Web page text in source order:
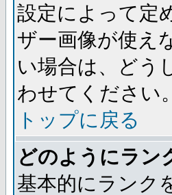
設定によって定
ザー画像が使え
い場合は、どう
わせてください。
トップに戻る
どのようにラン
基本的にランク